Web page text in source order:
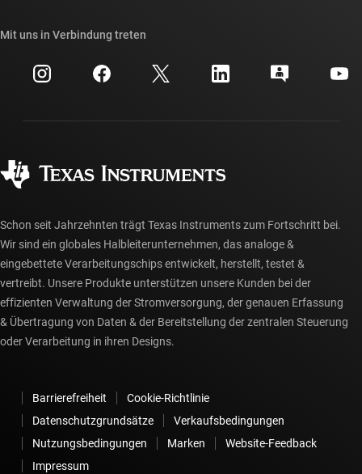
Investorenbeziehungen
Fertigung
Querverweis-Suche
Kundensupportzentrum
myTI-Konto FAQs
Häufig gestellte Fragen zu Bestellungen
Mit uns in Verbindung treten
Schon seit Jahrzehnten trägt Texas Instruments zum Fortschritt bei.
Wir sind ein globales Halbleiterunternehmen, das analoge &
eingebettete Verarbeitungschips entwickelt, herstellt, testet &
vertreibt. Unsere Produkte unterstützen unsere Kunden bei der
effizienten Verwaltung der Stromversorgung, der genauen Erfassung
& Übertragung von Daten & der Bereitstellung der zentralen Steuerung
oder Verarbeitung in ihren Designs.
Barrierefreiheit
Cookie-Richtlinie
Datenschutzgrundsätze
Verkaufsbedingungen
Nutzungsbedingungen
Marken
Website-Feedback
Impressum